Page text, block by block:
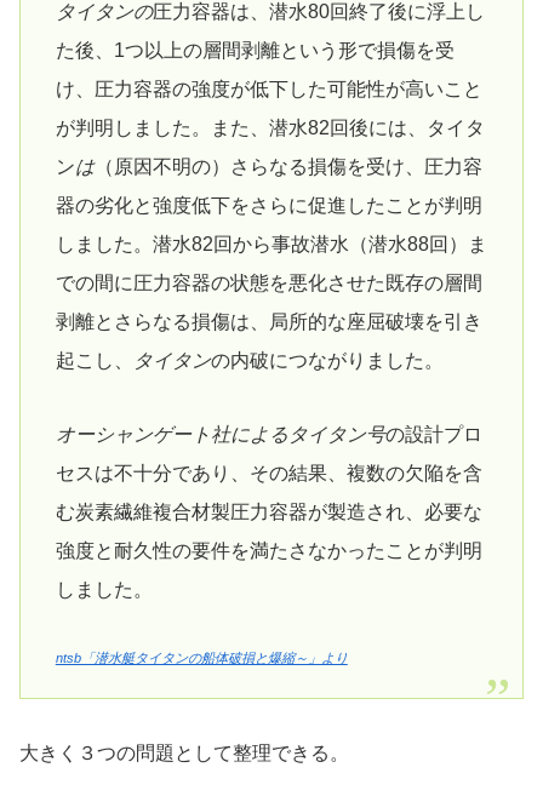
タイタンの圧力容器は、潜水80回終了後に浮上し
た後、1つ以上の層間剥離という形で損傷を受
け、圧力容器の強度が低下した可能性が高いこと
が判明しました。また、潜水82回後には、タイタ
ンは（原因不明の）さらなる損傷を受け、圧力容
器の劣化と強度低下をさらに促進したことが判明
しました。潜水82回から事故潜水（潜水88回）ま
での間に圧力容器の状態を悪化させた既存の層間
剥離とさらなる損傷は、局所的な座屈破壊を引き
起こし、
タイタンの内破につながりました。
オーシャンゲート社によるタイタン号の設計プロ
セスは不十分であり、その結果、複数の欠陥を含
む炭素繊維複合材製圧力容器が製造され、必要な
強度と耐久性の要件を満たさなかったことが判明
しました。
ntsb「潜水艇タイタンの船体破損と爆縮～」より
大きく３つの問題として整理できる。